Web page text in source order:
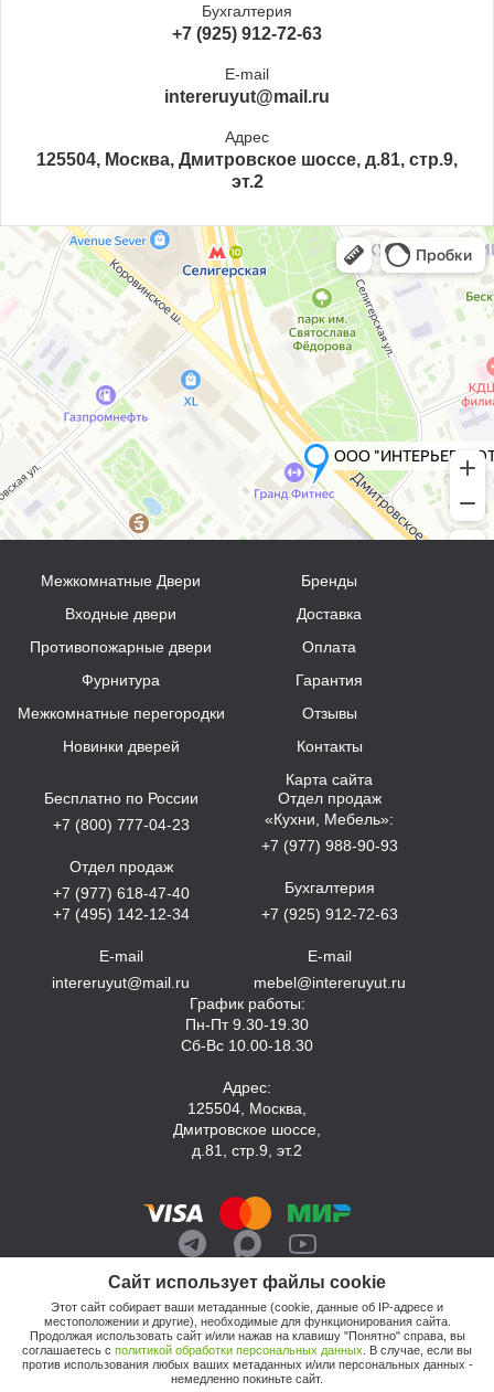
Бухгалтерия
+7 (925) 912-72-63
E-mail
intereruyut@mail.ru
Адрес
125504, Москва, Дмитровское шоссе, д.81, стр.9,
эт.2
Сайт использует файлы cookie
Этот сайт собирает ваши метаданные (cookie, данные об IP-адресе и
местоположении и другие), необходимые для функционирования сайта.
Продолжая использовать сайт и/или нажав на клавишу "Понятно" справа, вы
соглашаетесь с политикой обработки персональных данных . В случае, если вы
против использования любых ваших метаданных и/или персональных данных -
немедленно покиньте сайт.
Межкомнатные Двери
Входные двери
Противопожарные двери
Фурнитура
Межкомнатные перегородки
Новинки дверей
Бренды
Доставка
Оплата
Гарантия
Отзывы
Контакты
Карта сайта
Бесплатно по России
+7 (800) 777-04-23
Отдел продаж
+7 (977) 618-47-40
+7 (495) 142-12-34
E-mail
intereruyut@mail.ru
Отдел продаж
«Кухни, Мебель»:
+7 (977) 988-90-93
Бухгалтерия
+7 (925) 912-72-63
E-mail
mebel@intereruyut.ru
График работы:
Пн-Пт 9.30-19.30
Сб-Вс 10.00-18.30
Адрес:
125504, Москва,
Дмитровское шоссе,
д.81, стр.9, эт.2
© 2026, Компания «Интерьер Уют»